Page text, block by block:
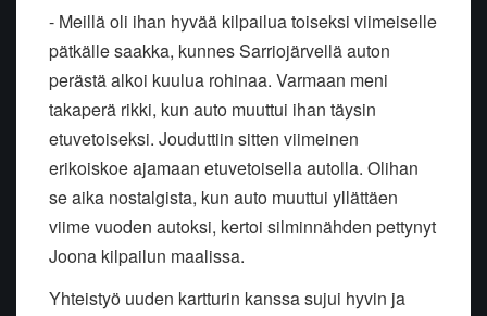
- Meillä oli ihan hyvää kilpailua toiseksi viimeiselle
pätkälle saakka, kunnes Sarriojärvellä auton
perästä alkoi kuulua rohinaa. Varmaan meni
takaperä rikki, kun auto muuttui ihan täysin
etuvetoiseksi. Jouduttiin sitten viimeinen
erikoiskoe ajamaan etuvetoisella autolla. Olihan
se aika nostalgista, kun auto muuttui yllättäen
viime vuoden autoksi, kertoi silminnähden pettynyt
Joona kilpailun maalissa.
Yhteistyö uuden kartturin kanssa sujui hyvin ja